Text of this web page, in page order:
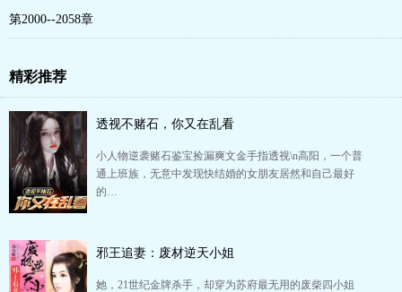
第2000--2058章
精彩推荐
透视不赌石，你又在乱看
小人物逆袭赌石鉴宝捡漏爽文金手指透视\n高阳，一个普
通上班族，无意中发现快结婚的女朋友居然和自己最好
的…
邪王追妻：废材逆天小姐
她，21世纪金牌杀手，却穿为苏府最无用的废柴四小姐